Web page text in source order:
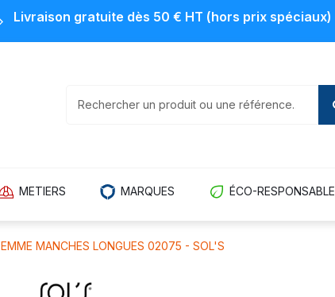
Livraison gratuite dès 50 € HT (hors prix spéciaux)
METIERS MARQUES ÉCO-RESPONSABLE
MANCHES LONGUES 02075 - SOL'S